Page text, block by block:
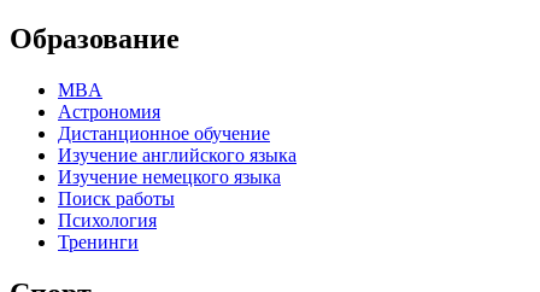
Образование
MBA
Астрономия
Дистанционное обучение
Изучение английского языка
Изучение немецкого языка
Поиск работы
Психология
Тренинги